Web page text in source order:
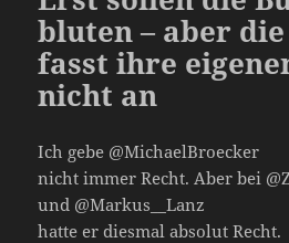
bluten – aber
fasst ihre
nicht an
Ich gebe @MichaelBroecker
nicht immer Recht. Aber bei
und @Markus__Lanz
hatte er diesmal absolut Recht.